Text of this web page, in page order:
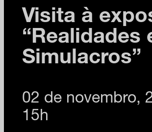
Visita à
“Realidades
Simulacros”
02 de novembro,
15h